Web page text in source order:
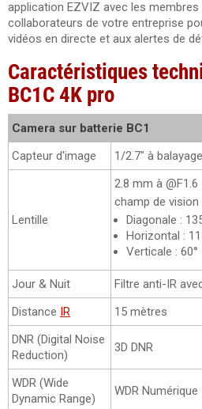
application EZVIZ avec les
collaborateurs de votre entreprise
vidéos en directe et aux alertes de
Caractéristiques
BC1C 4K pro
Camera sur batterie BC1
Capteur d'image
1/2.7" à
Lentille
2.8 mm à @F1.6
champ de vision
Diagonale :
Horizontal :
Verticale : 60°
Jour & Nuit
Filtre anti-IR
Distance IR
15 mètres
DNR (Digital Noise
Reduction)
3D DNR
WDR (Wide
Dynamic Range)
WDR Numérique